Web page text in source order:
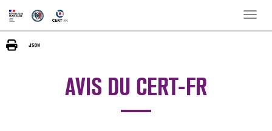
Toggle
AVIS DU CERT-FR